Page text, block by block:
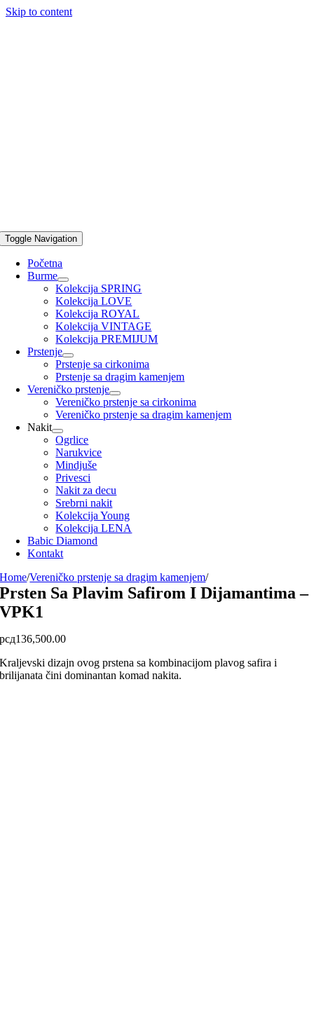
Skip to content
Toggle Navigation
Početna
Burme
Kolekcija SPRING
Kolekcija LOVE
Kolekcija ROYAL
Kolekcija VINTAGE
Kolekcija PREMIJUM
Prstenje
Prstenje sa cirkonima
Prstenje sa dragim kamenjem
Vereničko prstenje
Vereničko prstenje sa cirkonima
Vereničko prstenje sa dragim kamenjem
Nakit
Ogrlice
Narukvice
Mindjuše
Privesci
Nakit za decu
Srebrni nakit
Kolekcija Young
Kolekcija LENA
Babic Diamond
Kontakt
Home/Vereničko prstenje sa dragim kamenjem/
Prsten Sa Plavim Safirom I Dijamantima –
VPK1
рсд136,500.00
Kraljevski dizajn ovog prstena sa kombinacijom plavog safira i
brilijanata čini dominantan komad nakita.